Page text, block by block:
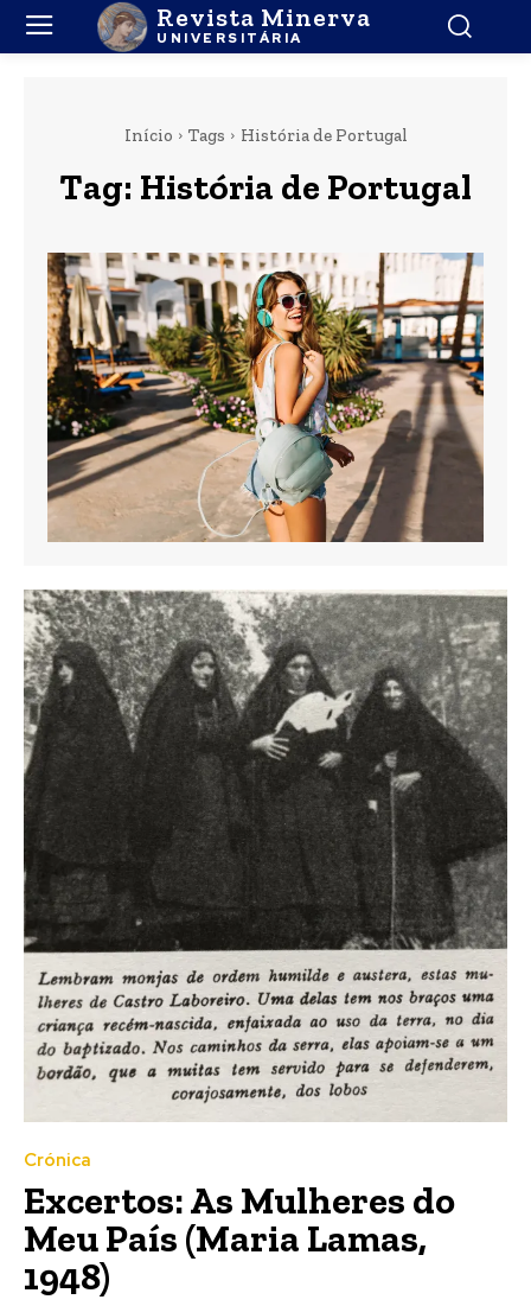
Revista Minerva
UNIVERSITÁRIA
Início Tags História de Portugal
Tag: História de Portugal
Crónica
Excertos: As Mulheres do
Meu País (Maria Lamas,
1948)